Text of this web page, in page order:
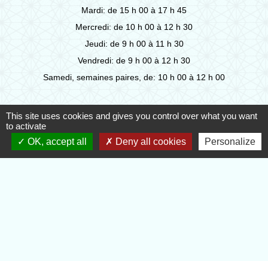
Mardi: de 15 h 00 à 17 h 45
Mercredi: de 10 h 00 à 12 h 30
Jeudi: de 9 h 00 à 11 h 30
Vendredi: de 9 h 00 à 12 h 30
Samedi, semaines paires, de: 10 h 00 à 12 h 00
EVREUX PORTES DE NORMANDIE
This site uses cookies and gives you control over what you want
to activate
OK, accept all
Deny all cookies Personalize